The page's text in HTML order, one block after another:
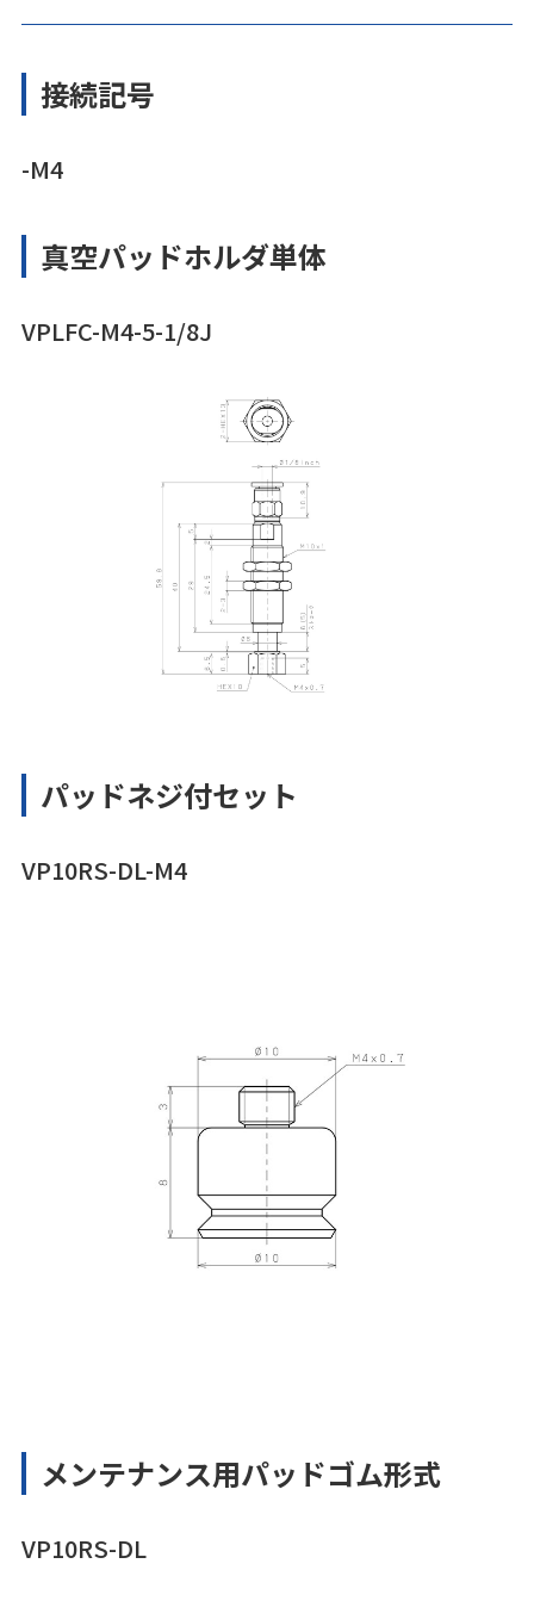
接続記号
-M4
真空パッドホルダ単体
VPLFC-M4-5-1/8J
パッドネジ付セット
VP10RS-DL-M4
メンテナンス用パッドゴム形式
VP10RS-DL